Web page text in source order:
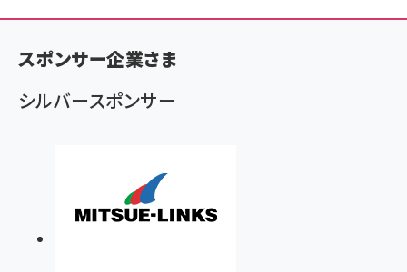
ン
く
ず
スポンサー企業さま
シルバースポンサー